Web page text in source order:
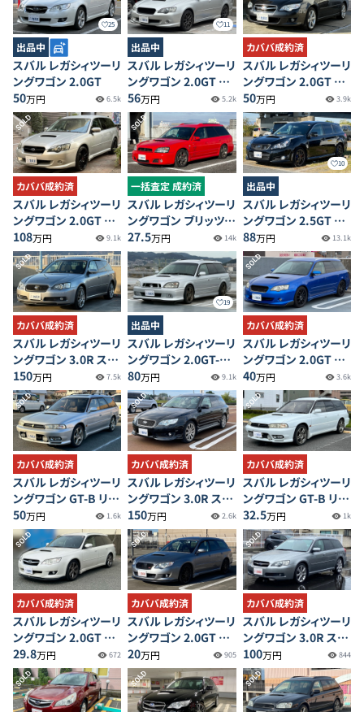
25
出品中
スバル レガシィツーリ
ングワゴン 2.0GT
50万円 6.5k
11
出品中
スバル レガシィツーリ
ングワゴン 2.0GT ス
ペックB
56万円 5.2k
カババ成約済
スバル レガシィツーリ
ングワゴン 2.0GT ア
ーバンセレクション
50万円 3.9k
SOLD
カババ成約済
スバル レガシィツーリ
ングワゴン 2.0GT ス
ペックB
108万円 9.1k
SOLD
一括査定 成約済
スバル レガシィツーリ
ングワゴン ブリッツェ
ン 2002モデル
27.5万円 14k
10
出品中
スバル レガシィツーリ
ングワゴン 2.5GT S
パッケージ
88万円 13.1k
SOLD
カババ成約済
スバル レガシィツーリ
ングワゴン 3.0R スペ
ックB
150万円 7.5k
19
出品中
スバル レガシィツーリ
ングワゴン 2.0GT-B
リミテッドⅡ
80万円 9.1k
SOLD
カババ成約済
スバル レガシィツーリ
ングワゴン 2.0GT ス
ペックB WRリミテッ
ド 2004
40万円 3.6k
SOLD
カババ成約済
スバル レガシィツーリ
ングワゴン GT-B リミ
テッド
50万円 1.6k
SOLD
カババ成約済
スバル レガシィツーリ
ングワゴン 3.0R スペ
ックB
150万円 2.6k
SOLD
カババ成約済
スバル レガシィツーリ
ングワゴン GT-B リミ
テッド
32.5万円 1k
SOLD
カババ成約済
スバル レガシィツーリ
ングワゴン 2.0GT ア
ーバンセレクション
29.8万円 672
SOLD
カババ成約済
スバル レガシィツーリ
ングワゴン 2.0GT ア
イサイト
20万円 905
SOLD
カババ成約済
スバル レガシィツーリ
ングワゴン 3.0R スペ
ックB
100万円 844
SOLD SOLD SOLD